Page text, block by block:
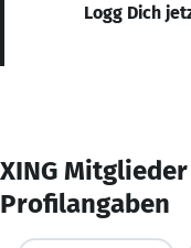
Logg Dich
XING
Profilangaben